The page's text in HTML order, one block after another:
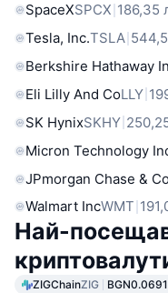
SpaceXSPCX 186,35
Tesla, Inc.TSLA
Berkshire Hathaway
Eli Lilly And CoLLY
SK HynixSKHY
Micron Technology
JPmorgan Chase &
Walmart IncWMT
Най-
ZIGChainZIG